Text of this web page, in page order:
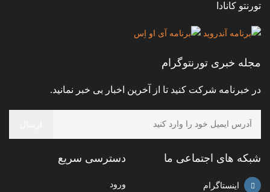
تورنتو کانادا
مجله خبری تورنتوگرام
در خبرنامه شرکت کنید تا از آخرین اخبار بی خبر نمانید.
شبکه های اجتماعی ما
اینستاگرام
دسترسی سریع
ورود